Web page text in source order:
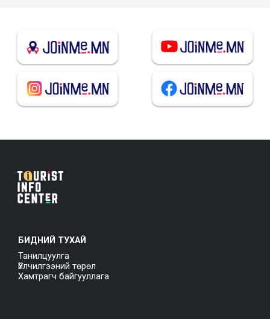
БИДНИЙ ТУХАЙ
Танилцуулга
Үйлчилгээний төрөл
Хамтрагч байгууллага